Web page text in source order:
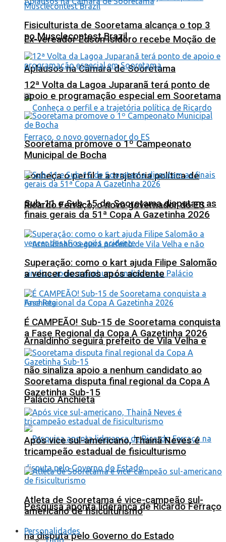
Ex-vereador Edson Isidoro recebe Moção de
Aplausos na Câmara de Sooretama
Conheça o perfil e a trajetória política de
Ricardo Ferraço, o novo governador do ES
Arnaldinho seguirá prefeito de Vila Velha e
não sinaliza apoio a nenhum candidato ao
Palácio Anchieta
Pesquisa aponta liderança de Ricardo Ferraço
na disputa pelo Governo do Estado
Fisiculturista de Sooretama alcança o top 3
no Musclecontest Brazil
12ª Volta da Lagoa Juparanã terá ponto de
apoio e programação especial em Sooretama
Sooretama promove o 1º Campeonato
Municipal de Bocha
Sub-11 e Sub-15 de Sooretama disputam as
finais gerais da 51ª Copa A Gazetinha 2026
Superação: como o kart ajuda Filipe Salomão
a vencer desafios após acidente
É CAMPEÃO! Sub-15 de Sooretama conquista
a Fase Regional da Copa A Gazetinha 2026
Sooretama disputa final regional da Copa A
Gazetinha Sub-15
Após vice sul-americano, Thainã Neves é
tricampeão estadual de fisiculturismo
Atleta de Sooretama é vice-campeão sul-
americano de fisiculturismo
Personalidades
Tudo